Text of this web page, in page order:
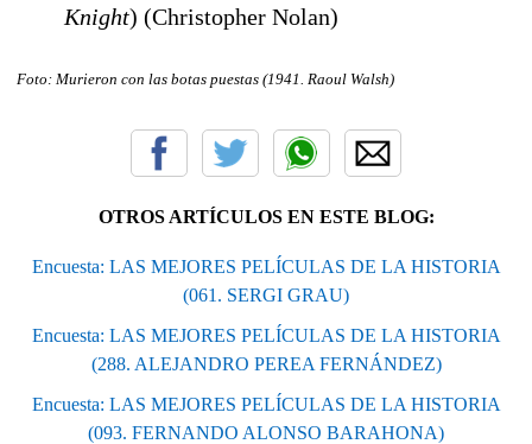
Knight) (Christopher Nolan)
Foto: Murieron con las botas puestas (1941. Raoul Walsh)
OTROS ARTÍCULOS EN ESTE BLOG:
Encuesta: LAS MEJORES PELÍCULAS DE LA HISTORIA
(061. SERGI GRAU)
Encuesta: LAS MEJORES PELÍCULAS DE LA HISTORIA
(288. ALEJANDRO PEREA FERNÁNDEZ)
Encuesta: LAS MEJORES PELÍCULAS DE LA HISTORIA
(093. FERNANDO ALONSO BARAHONA)